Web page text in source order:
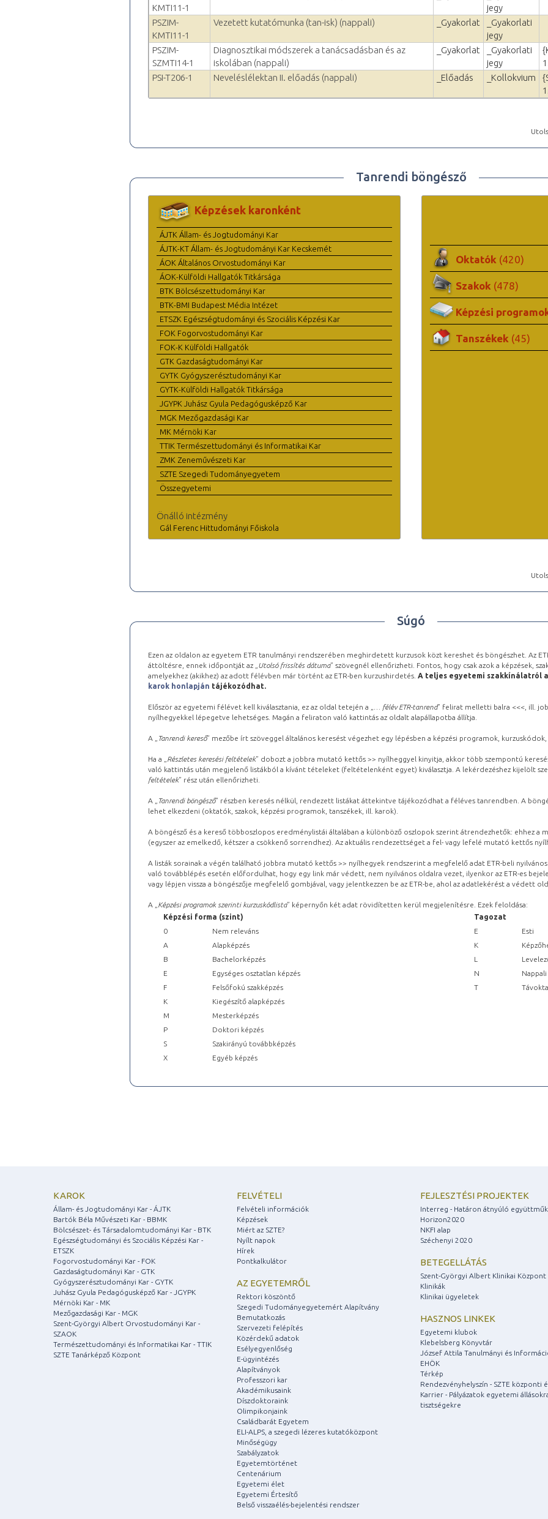
KMTI11-1
jegy
PSZIM-
KMTI11-1
Vezetett kutatómunka (tan-isk) (nappali) _Gyakorlat
_Gyakorlati
jegy
PSZIM-
SZMTI14-1
Diagnosztikai módszerek a tanácsadásban és az
iskolában (nappali)
_Gyakorlat
_Gyakorlati
jegy
PSI-T206-1
Neveléslélektan II. előadás (nappali) _Előadás _Kollokvium
Tanrendi böngésző
Képzések karonként
ÁJTK Állam- és Jogtudományi Kar
ÁJTK-KT Állam- és Jogtudományi Kar Kecskemét
ÁOK Általános Orvostudományi Kar
ÁOK-Külföldi Hallgatók Titkársága
BTK Bölcsészettudományi Kar
BTK-BMI Budapest Média Intézet
ETSZK Egészségtudományi és Szociális Képzési Kar
FOK Fogorvostudományi Kar
FOK-K Külföldi Hallgatók
GTK Gazdaságtudományi Kar
GYTK Gyógyszerésztudományi Kar
GYTK-Külföldi Hallgatók Titkársága
JGYPK Juhász Gyula Pedagógusképző Kar
MGK Mezőgazdasági Kar
MK Mérnöki Kar
TTIK Természettudományi és Informatikai Kar
ZMK Zeneművészeti Kar
SZTE Szegedi Tudományegyetem
Összegyetemi
Önálló intézmény
Gál Ferenc Hittudományi Főiskola
Oktatók (420)
Szakok (478)
Képzési
Tanszékek (45)
Súgó
Ezen az oldalon az egyetem ETR tanulmányi rendszerében meghirdetett kurzusok közt kereshet és böngészhet. Az
áttöltésre, ennek időpontját az „ Utolsó frissítés dátuma” szövegnél ellenőrizheti. Fontos, hogy csak azok a képzések,
amelyekhez (akikhez) az adott félévben már történt az ETR-ben kurzushirdetés. A teljes egyetemi szakkínálatról a
karok honlapján tájékozódhat.
Először az egyetemi félévet kell kiválasztania, ez az oldal tetején a „ … félév ETR-tanrend” felirat melletti balra <<<, ill.
nyílhegyekkel lépegetve lehetséges. Magán a feliraton való kattintás az oldalt alapállapotba állítja.
A „ Tanrendi kereső” mezőbe írt szöveggel általános keresést végezhet egy lépésben a képzési programok,
Ha a „ Részletes keresési feltételek” dobozt a jobbra mutató kettős >> nyílheggyel kinyitja, akkor több szempontú
való kattintás után megjelenő listákból a kívánt tételeket (feltételenként egyet) kiválasztja. A lekérdezéshez kijelölt
feltételek” rész után ellenőrizheti.
A „ Tanrendi böngésző” részben keresés nélkül, rendezett listákat áttekintve tájékozódhat a féléves tanrendben. A
lehet elkezdeni (oktatók, szakok, képzési programok, tanszékek, ill. karok).
A böngésző és a kereső többoszlopos eredménylistái általában a különböző oszlopok szerint átrendezhetők: ehhez a
(egyszer az emelkedő, kétszer a csökkenő sorrendhez). Az aktuális rendezettséget a fel- vagy lefelé mutató kettős
A listák sorainak a végén található jobbra mutató kettős >> nyílhegyek rendszerint a megfelelő adat ETR-beli
való továbblépés esetén előfordulhat, hogy egy link már védett, nem nyilvános oldalra vezet, ilyenkor az ETR-es
vagy lépjen vissza a böngészője megfelelő gombjával, vagy jelentkezzen be az ETR-be, ahol az adatlekérést a védett
A „ Képzési programok szerinti kurzuskódlista” képernyőn két adat rövidítetten kerül megjelenítésre. Ezek feloldása:
Képzési forma (szint)
Tagozat
0
Nem releváns E
Esti
A
Alapképzés K
B
Bachelorképzés L
E
Egységes osztatlan képzés N
Nappali
F
Felsőfokú szakképzés T
K
Kiegészítő alapképzés
M
Mesterképzés
P
Doktori képzés
S
Szakirányú továbbképzés
X
Egyéb képzés
KAROK
Állam- és Jogtudományi Kar - ÁJTK
Bartók Béla Művészeti Kar - BBMK
Bölcsészet- és Társadalomtudományi Kar - BTK
Egészségtudományi és Szociális Képzési Kar -
ETSZK
Fogorvostudományi Kar - FOK
Gazdaságtudományi Kar - GTK
Gyógyszerésztudományi Kar - GYTK
Juhász Gyula Pedagógusképző Kar - JGYPK
Mérnöki Kar - MK
Mezőgazdasági Kar - MGK
Szent-Györgyi Albert Orvostudományi Kar -
SZAOK
Természettudományi és Informatikai Kar - TTIK
SZTE Tanárképző Központ
FELVÉTELI
Felvételi információk
Képzések
Miért az SZTE?
Nyílt napok
Hírek
Pontkalkulátor
AZ EGYETEMRŐL
Rektori köszöntő
Szegedi Tudományegyetemért Alapítvány
Bemutatkozás
Szervezeti felépítés
Közérdekű adatok
Esélyegyenlőség
E-ügyintézés
Alapítványok
Professzori kar
Akadémikusaink
Díszdoktoraink
Olimpikonjaink
Családbarát Egyetem
ELI-ALPS, a szegedi lézeres kutatóközpont
Minőségügy
Szabályzatok
Egyetemtörténet
Centenárium
Egyetemi élet
Egyetemi Értesítő
Belső visszaélés-bejelentési rendszer
FEJLESZTÉSI PROJEKTEK
Interreg - Határon átnyúló
Horizon2020
NKFI alap
Széchenyi 2020
BETEGELLÁTÁS
Szent-Györgyi Albert Klinikai Központ
Klinikák
Klinikai ügyeletek
HASZNOS LINKEK
Egyetemi klubok
Klebelsberg Könyvtár
József Attila Tanulmányi és
EHÖK
Térkép
Rendezvényhelyszín - SZTE központi
Karrier - Pályázatok egyetemi
tisztségekre